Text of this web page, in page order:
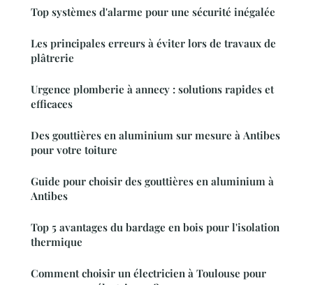
Top systèmes d'alarme pour une sécurité inégalée
Les principales erreurs à éviter lors de travaux de
plâtrerie
Urgence plomberie à annecy : solutions rapides et
efficaces
Des gouttières en aluminium sur mesure à Antibes
pour votre toiture
Guide pour choisir des gouttières en aluminium à
Antibes
Top 5 avantages du bardage en bois pour l'isolation
thermique
Comment choisir un électricien à Toulouse pour